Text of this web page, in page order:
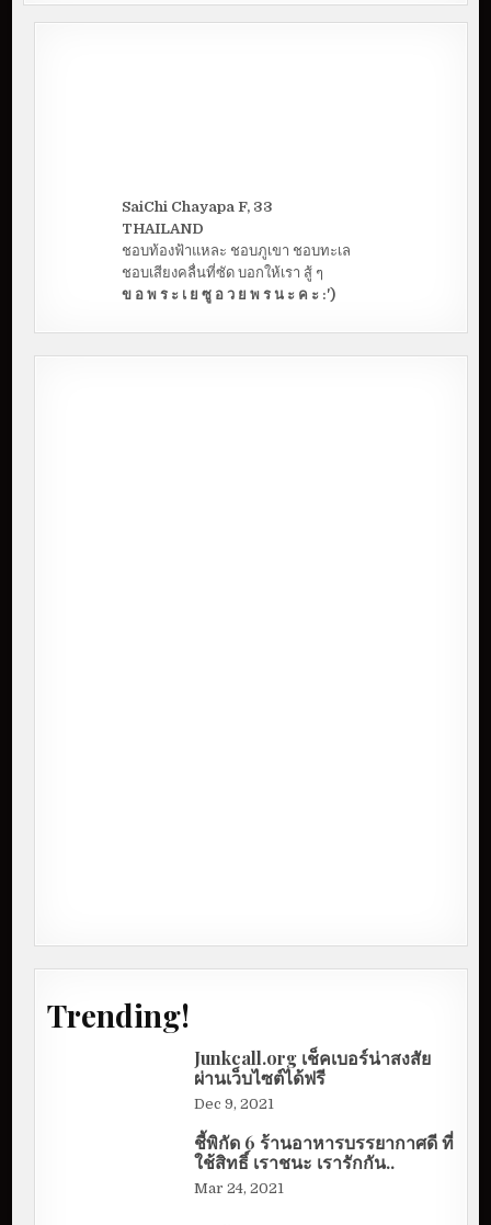
SaiChi Chayapa F, 33
THAILAND
ชอบท้องฟ้าแหละ ชอบภูเขา ชอบทะเล
ชอบเสียงคลื่นที่ซัด บอกให้เรา สู้ ๆ
ข อ พ ร ะ เ ย ซู อ ว ย พ ร น ะ ค ะ :')
Trending!
Junkcall.org เช็คเบอร์น่าสงสัย
ผ่านเว็บไซต์ได้ฟรี
Dec 9, 2021
ชี้พิกัด 6 ร้านอาหารบรรยากาศดี ที่
ใช้สิทธิ์ เราชนะ เรารักกัน..
Mar 24, 2021